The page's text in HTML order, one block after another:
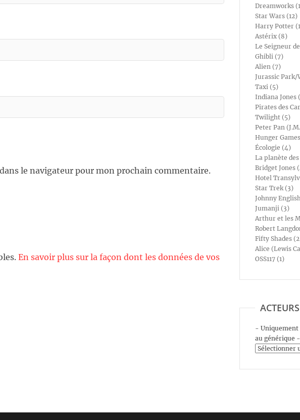
le navigateur pour mon prochain commentaire.
En savoir plus sur la façon dont les données de vos
Dreamworks
Star Wars (12)
Harry Potter
Astérix (8)
Le Seigneur
Ghibli (7)
Alien (7)
Jurassic Park/
Taxi (5)
Indiana Jones
Pirates des
Twilight (5)
Peter Pan
Hunger
Écologie (4)
La planète
Bridget Jones
Hotel
Star Trek (3)
Johnny
Jumanji (3)
Arthur et les
Robert
Fifty Shades
Alice (Lewis
OSS117 (1)
- Uniquement
au générique -